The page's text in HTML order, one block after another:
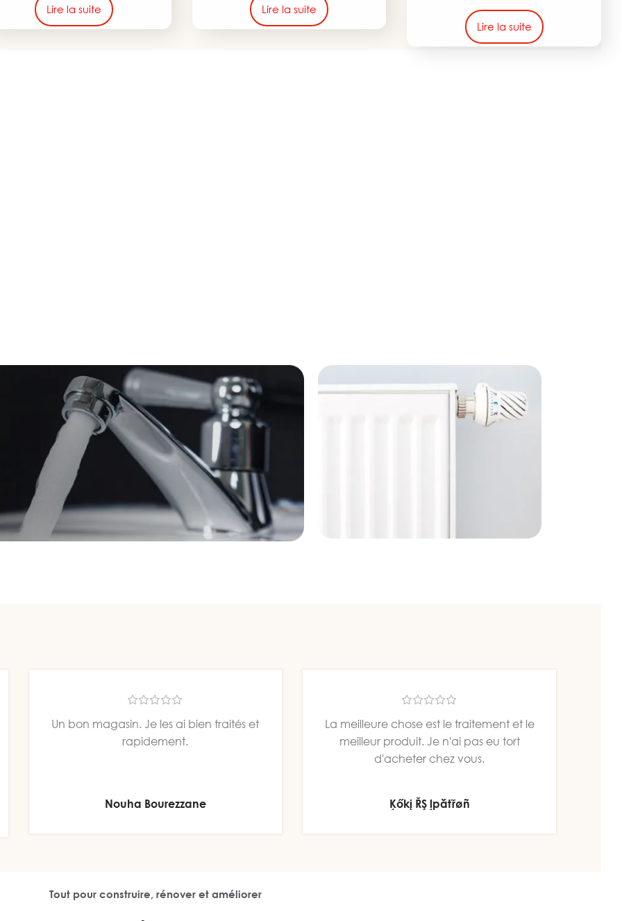
Lire la suite Lire la suite
Lire la suite
Accessoires et produits
d'entretien
Un bon magasin. Je les ai bien traités et
rapidement.
Nouha Bourezzane
La meilleure chose est le traitement et le
meilleur produit. Je n'ai pas eu tort
d'acheter chez vous.
Ķőkį ŘŞ ļpăťřøñ
Tout pour construire, rénover et améliorer